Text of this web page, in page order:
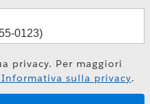
privacy. Per maggiori
Informativa sulla privacy.